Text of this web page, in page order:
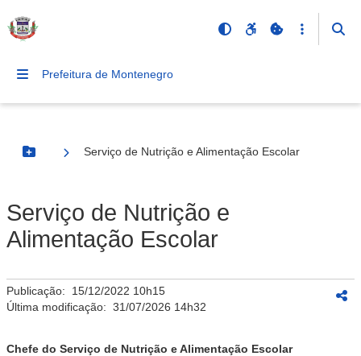
Prefeitura de Montenegro
Botão Menu
Serviço de Nutrição e Alimentação Escolar
Serviço de Nutrição e
Alimentação Escolar
Publicação: 15/12/2022 10h15
Última modificação: 31/07/2026 14h32
Chefe do Serviço de Nutrição e Alimentação Escolar